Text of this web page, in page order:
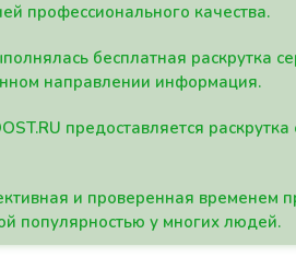
профессионального качества.
бесплатная раскрутка
направлении информация.
предоставляется
и проверенная временем
популярностью у многих людей.